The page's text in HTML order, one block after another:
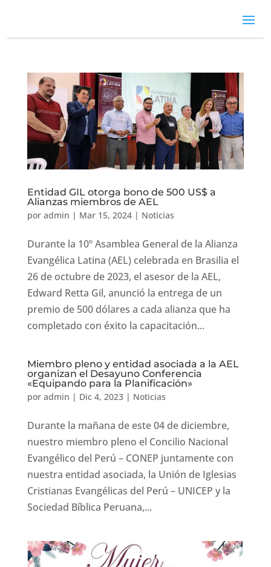
Entidad GIL otorga bono de 500 US$ a
Alianzas miembros de AEL
por admin | Mar 15, 2024| Noticias
Durante la 10º Asamblea General de la Alianza
Evangélica Latina (AEL) celebrada en Brasilia el
26 de octubre de 2023, el asesor de la AEL,
Edward Retta Gil, anunció la entrega de un
premio de 500 dólares a cada alianza que ha
completado con éxito la capacitación...
Miembro pleno y entidad asociada a la AEL
organizan el Desayuno Conferencia
«Equipando para la Planificación»
por admin | Dic 4, 2023| Noticias
Durante la mañana de este 04 de diciembre,
nuestro miembro pleno el Concilio Nacional
Evangélico del Perú – CONEP juntamente con
nuestra entidad asociada, la Unión de Iglesias
Cristianas Evangélicas del Perú – UNICEP y la
Sociedad Bíblica Peruana,...